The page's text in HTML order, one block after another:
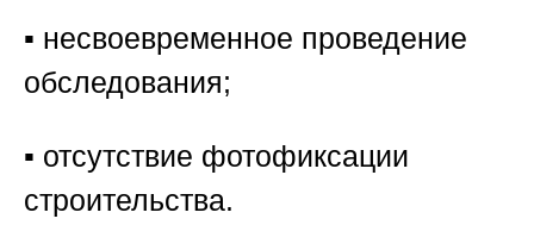
▪️ несвоевременное проведение
обследования;
▪️ отсутствие фотофиксации
строительства.